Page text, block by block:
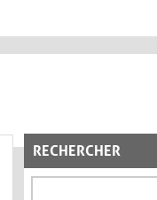
RECHERCHER